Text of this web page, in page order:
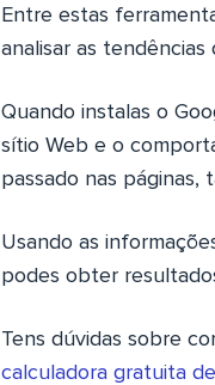
Entre estas
analisar as
Quando instalas o
sítio Web e o
passado nas páginas,
Usando as
podes obter
Tens dúvidas sobre
calculadora gratuita